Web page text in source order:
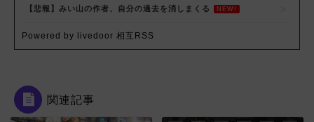
【悲報】みい山の作者、自分の過去を消しまくる NEW!
Powered by livedoor 相互RSS
関連記事